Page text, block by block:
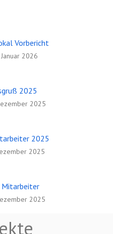
- Der Tag
2026
Vorbericht
2026
2025
2025
2025
2025
Mitarbeiter
2025